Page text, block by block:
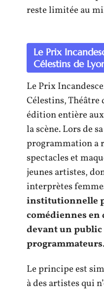
reste limitée au
Le Prix
Célestins de
Le Prix
Célestins, Théâtre
édition entière
la scène. Lors de
programmation a
spectacles et
jeunes artistes,
interprètes
institutionnelle
comédiennes en
devant un public
programmateurs.
Le principe est
à des artistes qui